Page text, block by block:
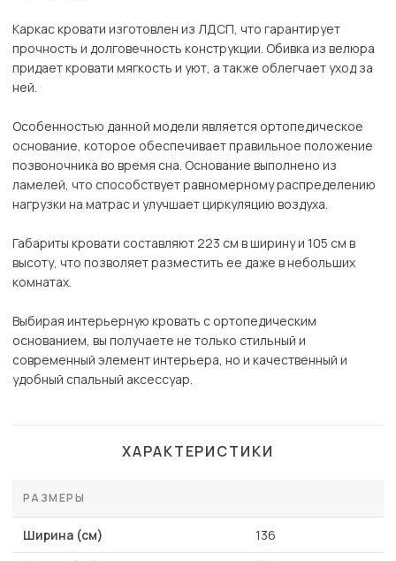
Каркас кровати изготовлен из ЛДСП, что гарантирует
прочность и долговечность конструкции. Обивка из велюра
придает кровати мягкость и уют, а также облегчает уход за
ней.
Особенностью данной модели является ортопедическое
основание, которое обеспечивает правильное положение
позвоночника во время сна. Основание выполнено из
ламелей, что способствует равномерному распределению
нагрузки на матрас и улучшает циркуляцию воздуха.
Габариты кровати составляют 223 см в ширину и 105 см в
высоту, что позволяет разместить ее даже в небольших
комнатах.
Выбирая интерьерную кровать с ортопедическим
основанием, вы получаете не только стильный и
современный элемент интерьера, но и качественный и
удобный спальный аксессуар.
ХАРАКТЕРИСТИКИ
РАЗМЕРЫ
Ширина (см) 136